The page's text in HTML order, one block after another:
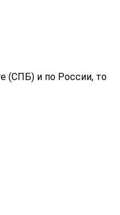
(СПБ) и по России, то